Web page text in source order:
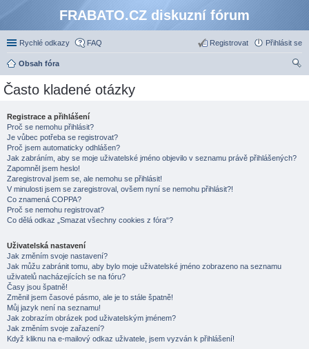
FRABATO.CZ diskuzní fórum
Rychlé odkazy FAQ Přihlásit se
Registrovat
Obsah fóra
Často kladené otázky
Registrace a přihlášení
Proč se nemohu přihlásit?
Je vůbec potřeba se registrovat?
Proč jsem automaticky odhlášen?
Jak zabráním, aby se moje uživatelské jméno objevilo v seznamu právě přihlášených?
Zapomněl jsem heslo!
Zaregistroval jsem se, ale nemohu se přihlásit!
V minulosti jsem se zaregistroval, ovšem nyní se nemohu přihlásit?!
Co znamená COPPA?
Proč se nemohu registrovat?
Co dělá odkaz „Smazat všechny cookies z fóra“?
Uživatelská nastavení
Jak změním svoje nastavení?
Jak můžu zabránit tomu, aby bylo moje uživatelské jméno zobrazeno na seznamu
uživatelů nacházejících se na fóru?
Časy jsou špatně!
Změnil jsem časové pásmo, ale je to stále špatně!
Můj jazyk není na seznamu!
Jak zobrazím obrázek pod uživatelským jménem?
Jak změním svoje zařazení?
Když kliknu na e-mailový odkaz uživatele, jsem vyzván k přihlášení!